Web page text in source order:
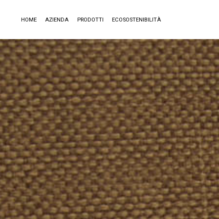
HOME AZIENDA PRODOTTI ECOSOSTENIBILITÀ